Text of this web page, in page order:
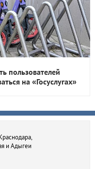
пользователей
на «Госуслугах»
и Адыгеи